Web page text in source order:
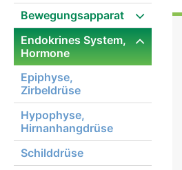
Bewegungsapparat
Endokrines System,
Hormone
Epiphyse,
Zirbeldrüse
Hypophyse,
Hirnanhangdrüse
Schilddrüse